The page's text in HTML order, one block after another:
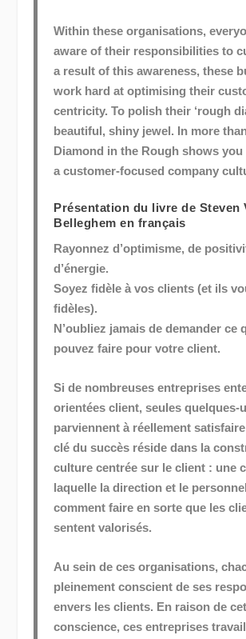
Within these organisations,
aware of their responsibilities to
a result of this awareness, these
work hard at optimising their
centricity. To polish their ‘rough
beautiful, shiny jewel. In more
Diamond in the Rough shows
a customer-focused company
Présentation du livre de Steven
Belleghem en français
Rayonnez d’optimisme, de
d’énergie.
Soyez fidèle à vos clients (et ils
fidèles).
N’oubliez jamais de demander ce
pouvez faire pour votre client.
Si de nombreuses entreprises
orientées client, seules quelques-
parviennent à réellement
clé du succès réside dans la
culture centrée sur le client : une
laquelle la direction et le
comment faire en sorte que les
sentent valorisés.
Au sein de ces organisations,
pleinement conscient de ses
envers les clients. En raison de
conscience, ces entreprises